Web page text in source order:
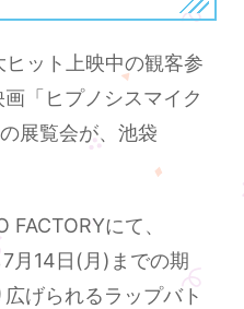
ット上映中の観客参
「ヒプノシスマイク
展覧会が、池袋
FACTORYにて、
月14日(月)までの期
げられるラップバト